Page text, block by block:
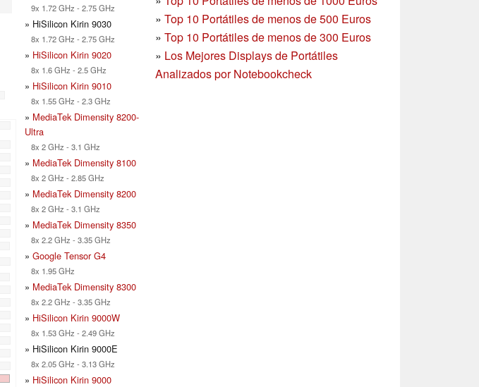
9x 1.72 GHz - 2.75 GHz
» HiSilicon Kirin 9030
8x 1.72 GHz - 2.75 GHz
» HiSilicon Kirin 9020
8x 1.6 GHz - 2.5 GHz
» HiSilicon Kirin 9010
8x 1.55 GHz - 2.3 GHz
» MediaTek Dimensity 8200-
Ultra
8x 2 GHz - 3.1 GHz
» MediaTek Dimensity 8100
8x 2 GHz - 2.85 GHz
» MediaTek Dimensity 8200
8x 2 GHz - 3.1 GHz
» MediaTek Dimensity 8350
8x 2.2 GHz - 3.35 GHz
» Google Tensor G4
8x 1.95 GHz
» MediaTek Dimensity 8300
8x 2.2 GHz - 3.35 GHz
» HiSilicon Kirin 9000W
8x 1.53 GHz - 2.49 GHz
» HiSilicon Kirin 9000E
8x 2.05 GHz - 3.13 GHz
» HiSilicon Kirin 9000
» Top 10 Portátiles de menos de 500 Euros
» Top 10 Portátiles de menos de 300 Euros
» Los Mejores Displays de Portátiles
Analizados por Notebookcheck